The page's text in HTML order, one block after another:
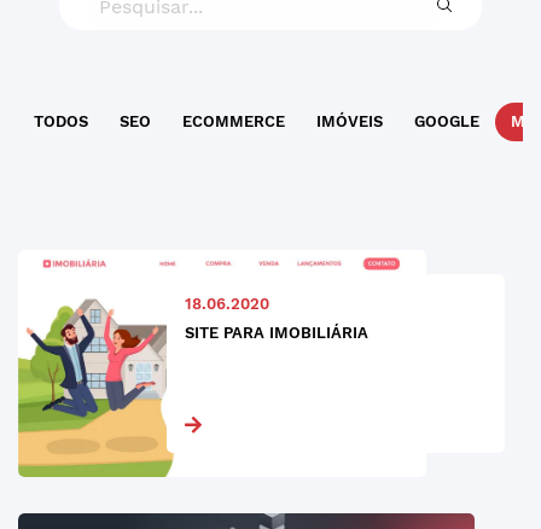
TODOS SEO ECOMMERCE IMÓVEIS GOOGLE
18.06.2020
SITE PARA IMOBILIÁRIA